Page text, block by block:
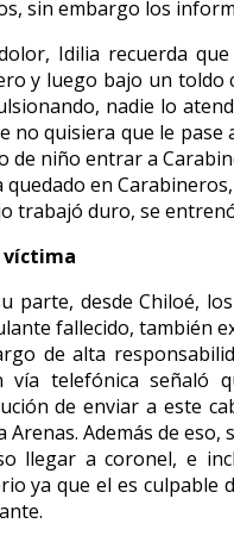
sin embargo los
Idilia recuerda
y luego bajo un toldo
nadie lo
no quisiera que le
de niño entrar a
quedado en
trabajó duro, se
parte, desde Chiloé,
fallecido, también
de alta
vía telefónica señaló
de enviar a este
Arenas. Además de
llegar a coronel, e
ya que el es culpable